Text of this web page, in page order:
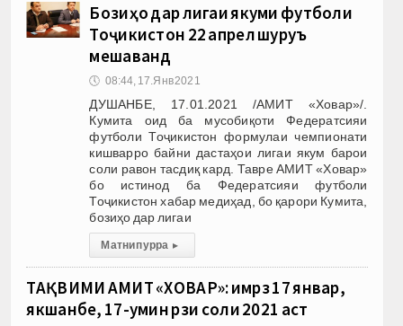
Бозиҳо дар лигаи якуми футболи
Тоҷикистон 22 апрел шуруъ
мешаванд
🕔 08:44, 17.Янв 2021
ДУШАНБЕ, 17.01.2021 /АМИТ «Ховар»/.
Кумита оид ба мусобиқоти Федератсияи
футболи Тоҷикистон формулаи чемпионати
кишварро байни дастаҳои лигаи якум барои
соли равон тасдиқ кард. Тавре АМИТ «Ховар»
бо истинод ба Федератсияи футболи
Тоҷикистон хабар медиҳад, бо қарори Кумита,
бозиҳо дар лигаи
Матни пурра ▸
ТАҚВИМИ АМИТ «ХОВАР»: имрӯз 17 январ,
якшанбе, 17-умин рӯзи соли 2021 аст